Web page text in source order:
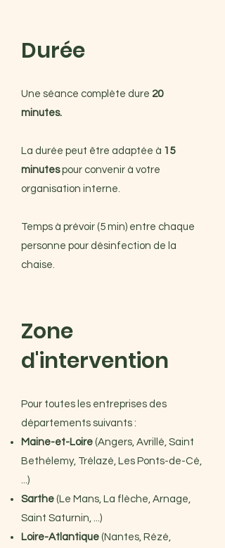
Durée
Une séance complète dure 20
minutes.
La durée peut être adaptée à 15
minutespour convenir à votre
organisation interne.
Temps à prévoir (5 min) entre chaque
personne pour désinfection de la
chaise.
Zone
d'intervention
Pour toutes les entreprises des
départements suivants :
Maine-et-Loire (Angers, Avrillé, Saint
Bethélemy, Trélazé, Les Ponts-de-Cé,
...)
Sarthe (Le Mans, La flèche, Arnage,
Saint Saturnin, ...)
Loire-Atlantique (Nantes, Rézé,